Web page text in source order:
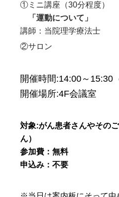
①ミニ講座（30分程度）
「運動について」
講師：当院理学療法士
②サロン
開催時間:14:00～15:30
開催場所:4F会議室
対象:がん患者さんやその
ん）
参加費：無料
申込み：不要